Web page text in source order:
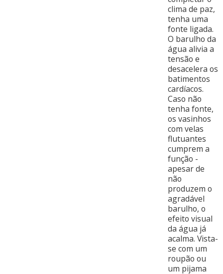
clima de paz,
tenha uma
fonte ligada.
O barulho da
água alivia a
tensão e
desacelera os
batimentos
cardíacos.
Caso não
tenha fonte,
os vasinhos
com velas
flutuantes
cumprem a
função -
apesar de
não
produzem o
agradável
barulho, o
efeito visual
da água já
acalma. Vista-
se com um
roupão ou
um pijama